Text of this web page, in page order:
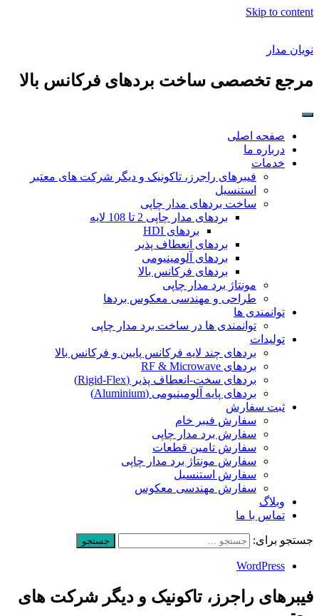
Skip to content
نویان مدار
مرجع تخصصی ساخت بردهای فرکانس بالا
صفحه اصلی
درباره ما
خدمات
فیبرهای راجرز، تاکونیک و دیگر شرکت های معتبر
استنسیل
ساخت بردهای مدار چاپی
بردهای مدار چاپی 2 تا 108 لایه
بردهای HDI
بردهای انعطاف پذیر
بردهای آلومینیومی
بردهای فرکانس بالا
مونتاژ برد مدار چاپی
طراحی و مهندسی معکوس بردها
توانمندی ها
توانمندی ها در ساخت برد مدار چاپی
تولیدات
بردهای چند لایه فرکانس پایین و فرکانس بالا
بردهای RF & Microwave
بردهای سخت-انعطاف پذیر (Rigid-Flex)
بردهای پایه آلومینیومی (Aluminium)
ثبت سفارش
سفارش فیبر خام
سفارش برد مدار چاپی
سفارش تامین قطعات
سفارش مونتاژ برد مدار چاپی
سفارش استنسیل
سفارش مهندسی معکوس
وبلاگ
تماس با ما
جستجو برای:
WordPress
فیبرهای راجرز، تاکونیک و دیگر شرکت های